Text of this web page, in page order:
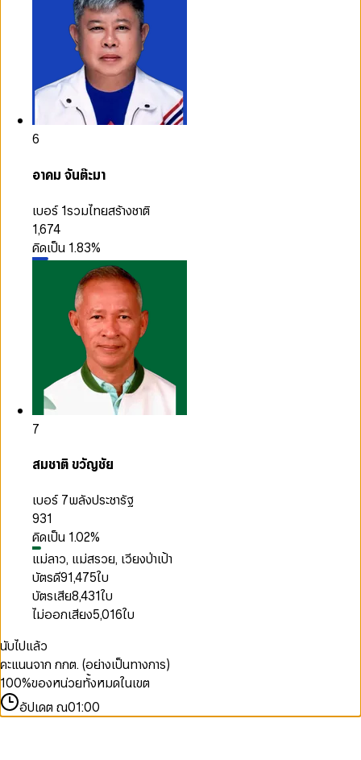
6
อาคม จันต๊ะมา
เบอร์ 1รวมไทยสร้างชาติ
1,674
คิดเป็น 1.83%
7
สมชาติ ขวัญชัย
เบอร์ 7พลังประชารัฐ
931
คิดเป็น 1.02%
แม่ลาว, แม่สรวย, เวียงป่าเป้า
บัตรดี91,475ใบ
บัตรเสีย8,431ใบ
ไม่ออกเสียง5,016ใบ
นับไปแล้ว
คะแนนจาก กกต. (อย่างเป็นทางการ)
100%ของหน่วยทั้งหมดในเขต
อัปเดต ณ01:00